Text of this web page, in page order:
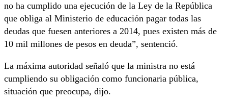
no ha cumplido una ejecución de la Ley de la República
que obliga al Ministerio de educación pagar todas las
deudas que fuesen anteriores a 2014, pues existen más de
10 mil millones de pesos en deuda”, sentenció.
La máxima autoridad señaló que la ministra no está
cumpliendo su obligación como funcionaria pública,
situación que preocupa, dijo.